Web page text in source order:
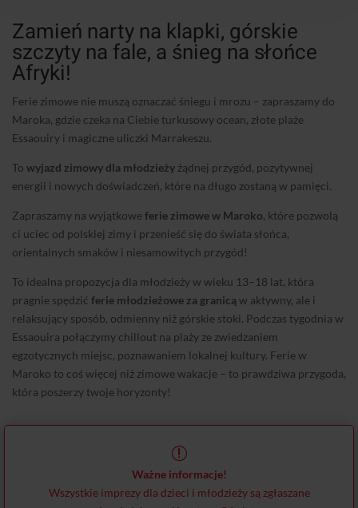
Zamień narty na klapki, górskie
szczyty na fale, a śnieg na słońce
Afryki!
Ferie zimowe nie muszą oznaczać śniegu i mrozu – zapraszamy do
Maroka, gdzie czeka na Ciebie turkusowy ocean, złote plaże
Essaouiry i magiczne uliczki Marrakeszu.
To wyjazd zimowy dla młodzieży żądnej przygód, pozytywnej
energii i nowych doświadczeń, które na długo zostaną w pamięci.
Zapraszamy na wyjątkoweferie zimowe w Maroko, które pozwolą
ci uciec od polskiej zimy i przenieść się do świata słońca,
orientalnych smaków i niesamowitych przygód!
To idealna propozycja dla młodzieży w wieku 13–18 lat, która
pragnie spędzić ferie młodzieżowe za granicą w aktywny, ale i
relaksujący sposób, odmienny niż górskie stoki. Podczas tygodnia w
Essaouira połączymy chillout na plaży ze zwiedzaniem
egzotycznych miejsc, poznawaniem lokalnej kultury. Ferie w
Maroko to coś więcej niż zimowe wakacje – to prawdziwa przygoda,
która poszerzy twoje horyzonty!
r
Ważne informacje!
Wszystkie imprezy dla dzieci i młodzieży są zgłaszane